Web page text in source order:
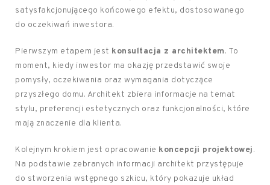
satysfakcjonującego końcowego efektu, dostosowanego
do oczekiwań inwestora.
Pierwszym etapem jest konsultacja z architektem. To
moment, kiedy inwestor ma okazję przedstawić swoje
pomysły, oczekiwania oraz wymagania dotyczące
przyszłego domu. Architekt zbiera informacje na temat
stylu, preferencji estetycznych oraz funkcjonalności, które
mają znaczenie dla klienta.
Kolejnym krokiem jest opracowanie koncepcji projektowej.
Na podstawie zebranych informacji architekt przystępuje
do stworzenia wstępnego szkicu, który pokazuje układ